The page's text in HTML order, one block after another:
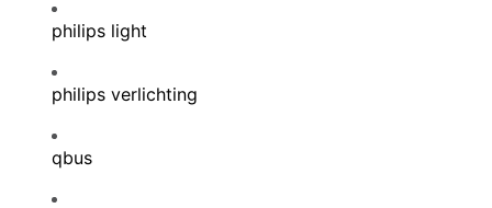
philips light
philips verlichting
qbus